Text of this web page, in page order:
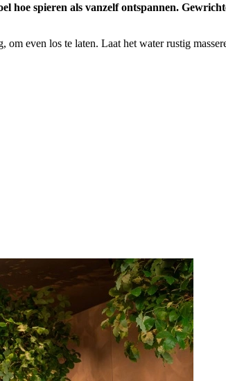
hoe spieren als vanzelf ontspannen.
even los te laten. Laat het water rustig